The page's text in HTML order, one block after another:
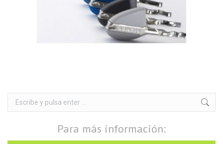
Buscar:
Para más información: